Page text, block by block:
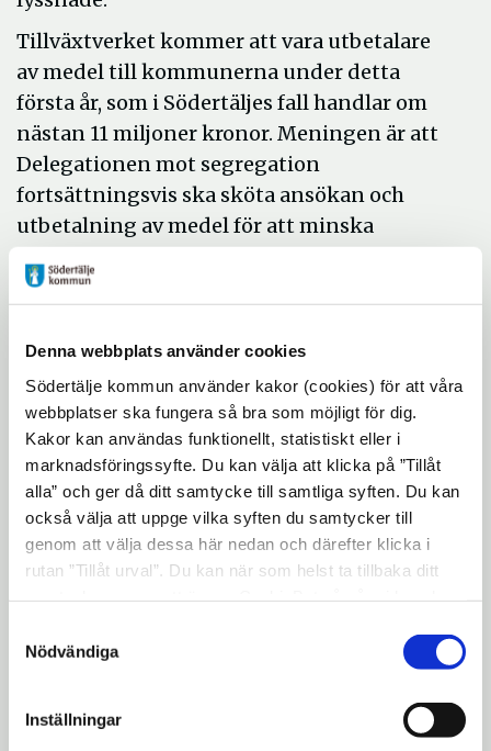
Denna webbplats använder cookies
Södertälje kommun använder kakor (cookies) för att våra
webbplatser ska fungera så bra som möjligt för dig.
Kakor kan användas funktionellt, statistiskt eller i
marknadsföringssyfte. Du kan välja att klicka på ”Tillåt
alla” och ger då ditt samtycke till samtliga syften. Du kan
också välja att uppge vilka syften du samtycker till
genom att välja dessa här nedan och därefter klicka i
rutan ”Tillåt urval”. Du kan när som helst ta tillbaka ditt
"Visa detaljer" kan du läsa om hur kakorna används och
hur vi och våra leverantörer inhämtar och behandlar
Nödvändiga
Inställningar
Tillväxtverket kommer att vara utbetalare
av medel till kommunerna under detta
första år, som i Södertäljes fall handlar om
nästan 11 miljoner kronor. Meningen är att
Delegationen mot segregation
fortsättningsvis ska sköta ansökan och
utbetalning av medel för att minska
Moderatorn Catharina Bildt, som tidigare
Erik Ullenhag ledde det populära
seminariet där också publicisterna Anna
Dahlberg (Expressen) och Widar Andersson
(Folkbladet) deltog.
tidigare politisk sakkunnig hos